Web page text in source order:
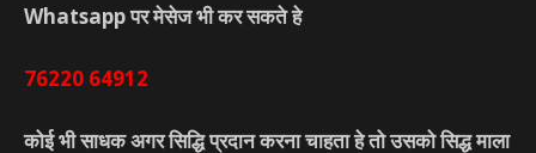
Whatsapp पर मेसेज भी कर सकते हे
76220 64912
कोई भी साधक अगर सिद्धि प्रदान करना चाहता हे तो उसको सिद्ध माला